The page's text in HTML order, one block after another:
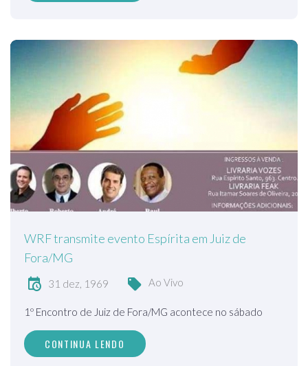
WRF transmite evento Espírita em Juiz de
Fora/MG
31 dez, 1969 Ao Vivo
1º Encontro de Juiz de Fora/MG acontece no sábado
CONTINUA LENDO